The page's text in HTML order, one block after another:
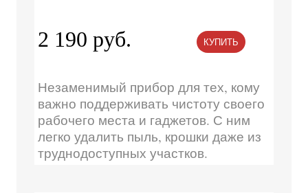
2 190 руб. КУПИТЬ
Незаменимый прибор для тех, кому
важно поддерживать чистоту своего
рабочего места и гаджетов. С ним
легко удалить пыль, крошки даже из
труднодоступных участков.